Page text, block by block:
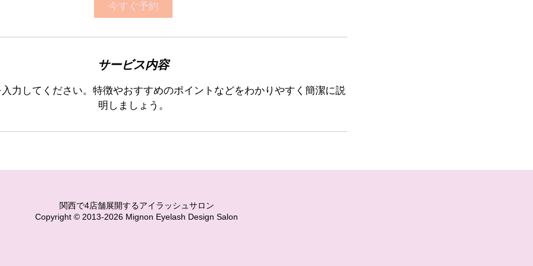
今すぐ予約
サービス内容
力してください。特徴やおすすめのポイントなどをわかりやすく簡潔に説
明しましょう。
関西で4店舗展開するアイラッシュサロン
Copyright © 2013-2026 Mignon Eyelash Design Salon